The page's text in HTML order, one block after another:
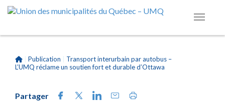
Publication
Transport interurbain par autobus –
L’UMQ réclame un soutien fort et durable d’Ottawa
Partager